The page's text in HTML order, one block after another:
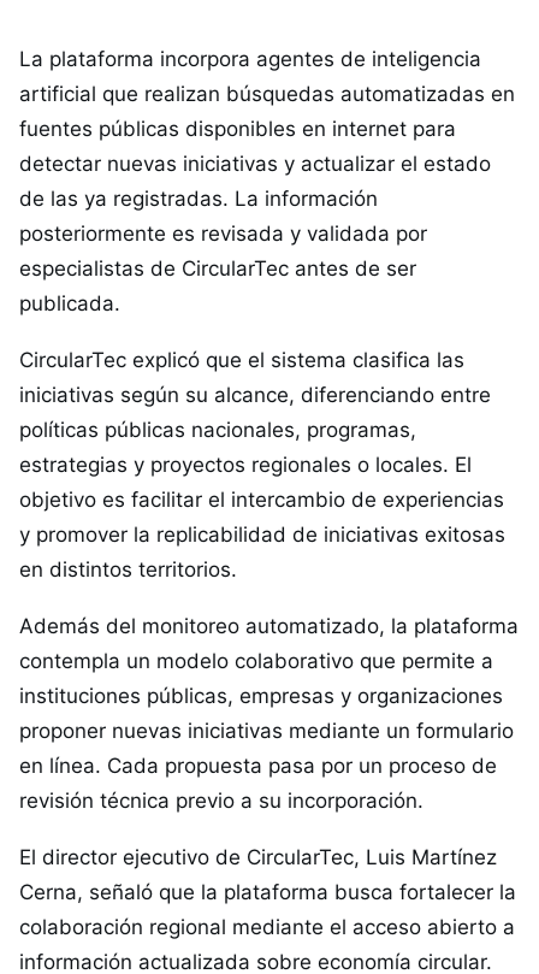
La plataforma incorpora agentes de inteligencia
artificial que realizan búsquedas automatizadas en
fuentes públicas disponibles en internet para
detectar nuevas iniciativas y actualizar el estado
de las ya registradas. La información
posteriormente es revisada y validada por
especialistas de CircularTec antes de ser
publicada.
CircularTec explicó que el sistema clasifica las
iniciativas según su alcance, diferenciando entre
políticas públicas nacionales, programas,
estrategias y proyectos regionales o locales. El
objetivo es facilitar el intercambio de experiencias
y promover la replicabilidad de iniciativas exitosas
en distintos territorios.
Además del monitoreo automatizado, la plataforma
contempla un modelo colaborativo que permite a
instituciones públicas, empresas y organizaciones
proponer nuevas iniciativas mediante un formulario
en línea. Cada propuesta pasa por un proceso de
revisión técnica previo a su incorporación.
El director ejecutivo de CircularTec, Luis Martínez
Cerna, señaló que la plataforma busca fortalecer la
colaboración regional mediante el acceso abierto a
información actualizada sobre economía circular.